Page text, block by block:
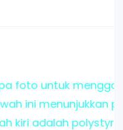
foto untuk
ini menunjukkan
kiri adalah